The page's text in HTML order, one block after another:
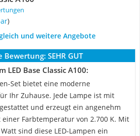
)
und weitere Angebote
Bewertung: SEHR GUT
LED Base Classic A100:
Set bietet eine moderne
Ihr Zuhause. Jede Lampe ist mit
und erzeugt ein angenehm
Farbtemperatur von 2.700 K. Mit
sind diese LED-Lampen ein